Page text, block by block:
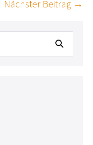
Nächster Beitrag →